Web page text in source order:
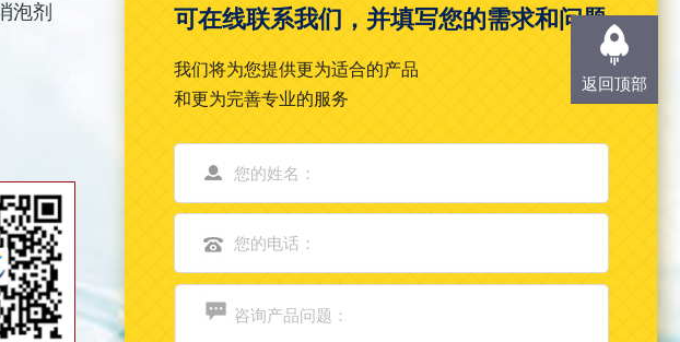
泡剂 可在线联系我们，并填写您的需求和问题
我们将为您提供更为适合的产品
和更为完善专业的服务
返回顶部